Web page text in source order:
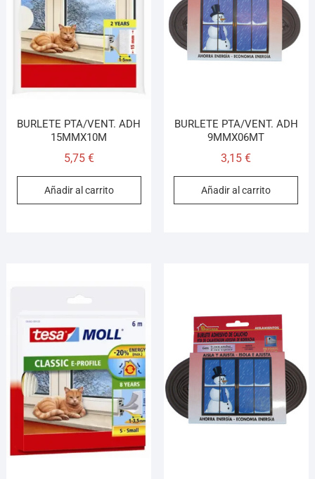
BURLETE PTA/VENT. ADH
15MMX10M
5,75 €
Añadir al carrito
BURLETE PTA/VENT. ADH
9MMX06MT
3,15€
Añadir al carrito